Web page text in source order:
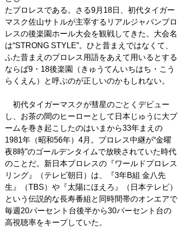
たプロレスである。さる9月18日、初代タイガー
マスク佐山サトルが主宰するリアルジャパンプロ
レスの後楽園ホール大会を観戦してきた。大会名
は“STRONG STYLE”。ひと昔まえではなくて、
ふた昔まえのプロレス用語をあえて用いるとする
ならば9・18後楽園（きゅうてんいちはち・こう
らくえん）と呼ぶのが正しいのかもしれない。
初代タイガーマスクが彗星のごとくデビュー
し、お茶の間のヒーローとして日本じゅうに大ブ
ームを巻き起こしたのはいまから33年まえの
1981年（昭和56年）4月。プロレス中継が“金曜
夜8時”のゴールデンタイムで放映されていた時代
のことだ。新日本プロレスの『ワールドプロレス
リング』（テレビ朝日）は、『3年B組 金八先
生』（TBS）や『太陽にほえろ』（日本テレビ）
という伝説的な長寿番組と同時間帯のオンエアで
毎週20パーセント台後半から30パーセント台の
高視聴率をキープしていた。